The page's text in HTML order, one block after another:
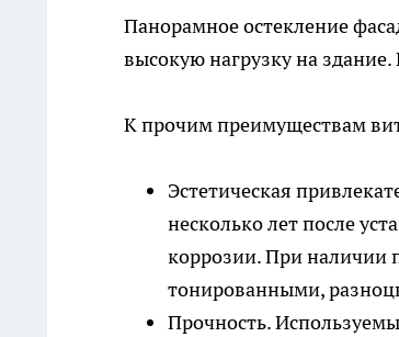
Панорамное остекление
высокую нагрузку на
К прочим преимуществам
Эстетическая
несколько лет после
коррозии. При наличии
тонированными,
Прочность.